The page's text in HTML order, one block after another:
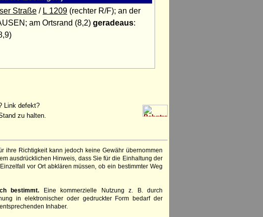
Straße / L 1209 (rechter R/F); an der
am Ortsrand (8,2) geradeaus:
Link defekt?
zu halten.
ihre Richtigkeit kann jedoch keine Gewähr übernommen
ausdrücklichen Hinweis, dass Sie für die Einhaltung der
vor Ort abklären müssen, ob ein bestimmter Weg
bestimmt. Eine kommerzielle Nutzung z. B. durch
in elektronischer oder gedruckter Form bedarf der
Inhaber.